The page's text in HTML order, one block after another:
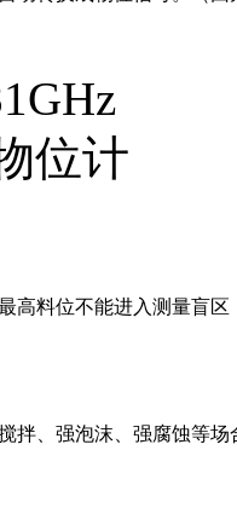
高料位不能进入测量盲
拌、强泡沫、强腐蚀等场